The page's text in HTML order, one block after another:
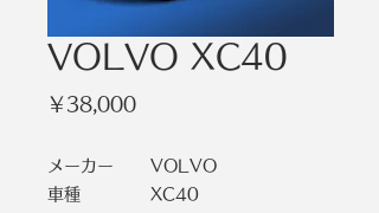
VOLVO XC40
￥38,000価
メーカー
VOLVO
車種
XC40